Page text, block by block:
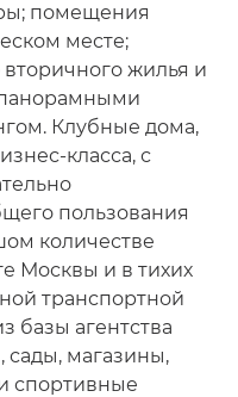
помещения
месте;
жилья и
Клубные дома,
класса, с
пользования
количестве
Москвы и в тихих
транспортной
базы агентства
магазины,
спортивные